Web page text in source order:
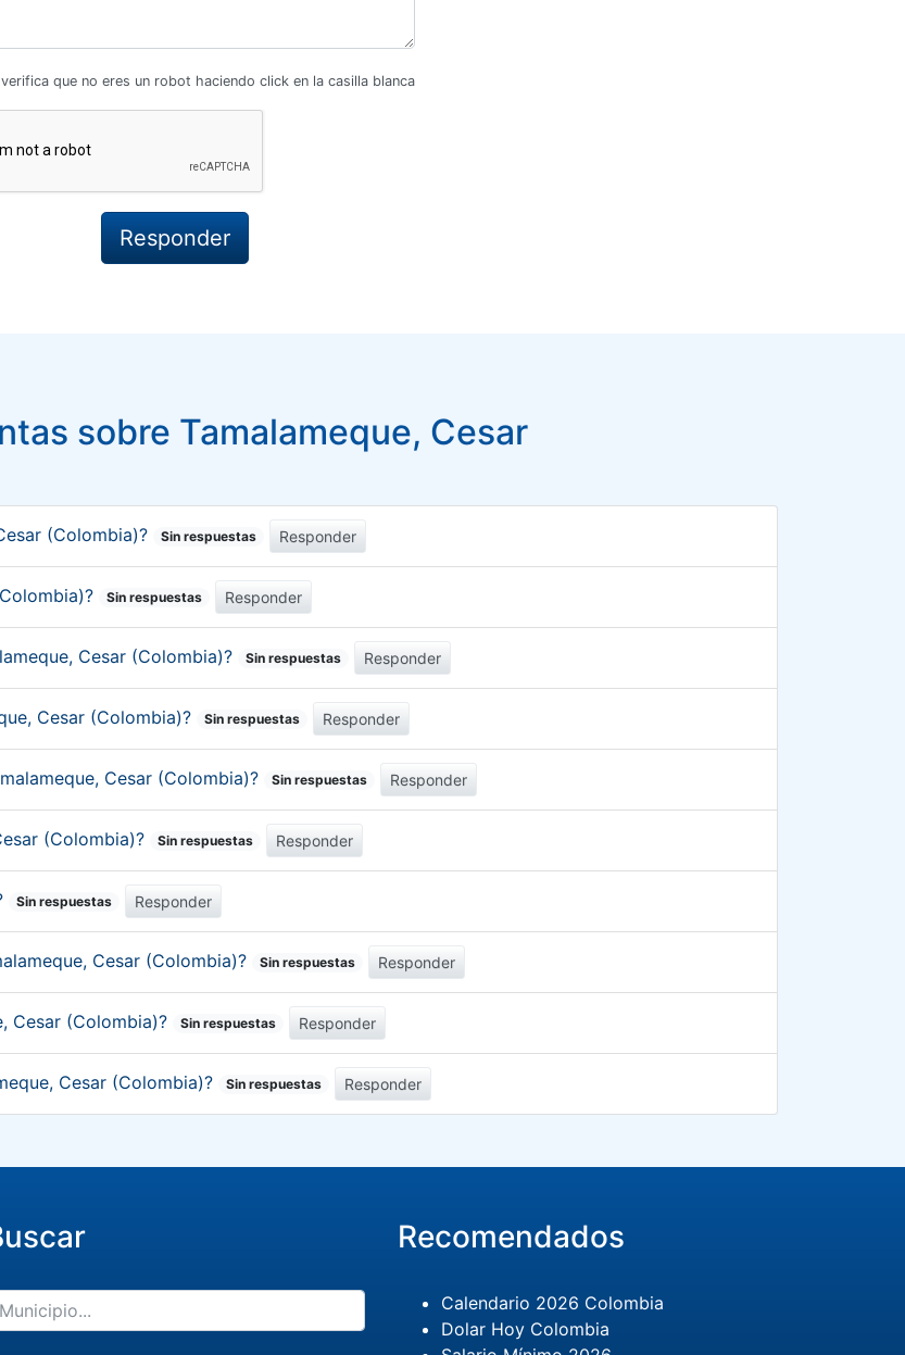
que no eres un robot haciendo click en la casilla blanca
sobre Tamalameque, Cesar
(Colombia)? Sin respuestas Responder
Sin respuestas Responder
Cesar (Colombia)? Sin respuestas Responder
Cesar (Colombia)? Sin respuestas Responder
Cesar (Colombia)? Sin respuestas Responder
(Colombia)? Sin respuestas Responder
Sin respuestas Responder
Cesar (Colombia)? Sin respuestas Responder
Cesar (Colombia)? Sin respuestas Responder
Cesar (Colombia)? Sin respuestas Responder
Recomendados
Calendario 2026 Colombia
Dolar Hoy Colombia